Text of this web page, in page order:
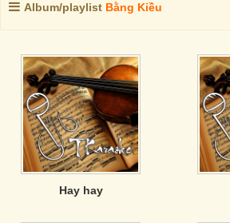
Album/playlist Bằng Kiều
Hay hay